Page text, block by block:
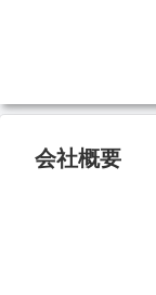
会社概要